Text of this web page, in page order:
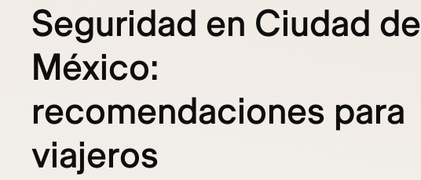
Seguridad en Ciudad de
México:
recomendaciones para
viajeros